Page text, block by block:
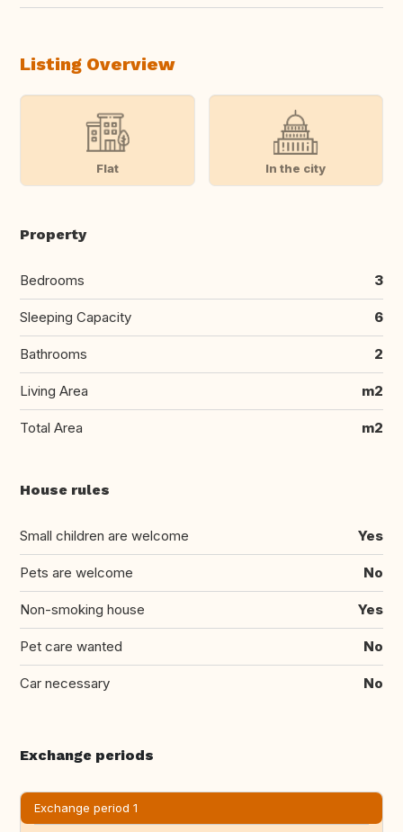
Listing Overview
Flat In the city
Property
Bedrooms 3
Sleeping Capacity 6
Bathrooms 2
Living Area m2
Total Area m2
House rules
Small children are welcome Yes
Pets are welcome No
Non-smoking house Yes
Pet care wanted No
Car necessary No
Exchange periods
Exchange period 1